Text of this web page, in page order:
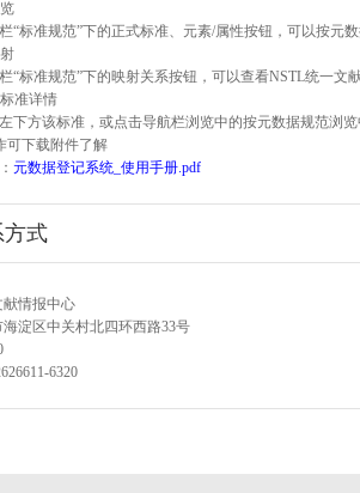
“标准规范”下的正式标准、元素/属性按钮，可以按元
“标准规范”下的映射关系按钮，可以查看NSTL统一文
准详情
下方该标准，或点击导航栏浏览中的按元数据规范浏
可下载附件了解
元数据登记系统_使用手册.pdf
方式
情报中心
淀区中关村北四环西路33号
6320